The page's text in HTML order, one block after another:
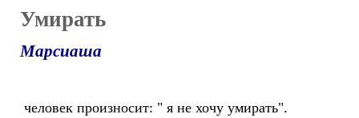
Умирать
Марсиаша
человек произносит: " я не хочу умирать".